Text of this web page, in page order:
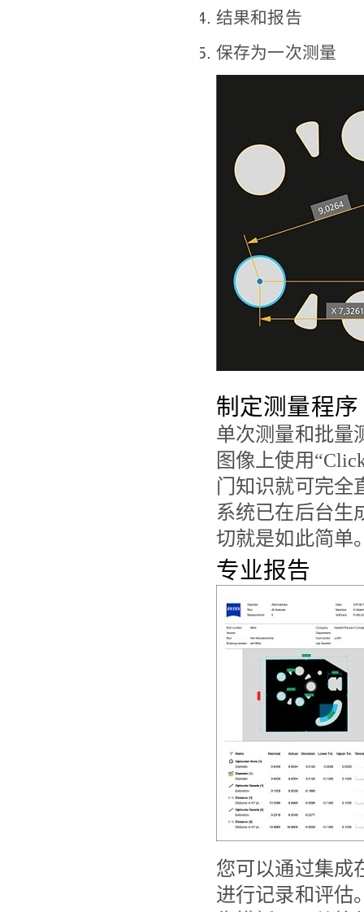
结果和报告
保存为一次测量
制定测量程序
单次测量和批量
图像上使用
门知识就可完全
系统已在后台生
切就是如此简单
专业报告
您可以通过集成
进行记录和评估